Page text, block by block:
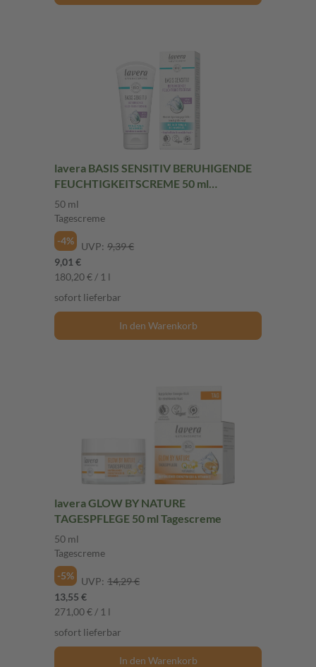
lavera BASIS SENSITIV BERUHIGENDE
FEUCHTIGKEITSCREME 50 ml
Tagescreme
50 ml
Tagescreme
-4%
UVP: 9,39 €
9,01 €
180,20 € / 1 l
sofort lieferbar
In den Warenkorb
lavera GLOW BY NATURE
TAGESPFLEGE 50 ml Tagescreme
50 ml
Tagescreme
-5%
UVP: 14,29 €
13,55 €
271,00 € / 1 l
sofort lieferbar
In den Warenkorb